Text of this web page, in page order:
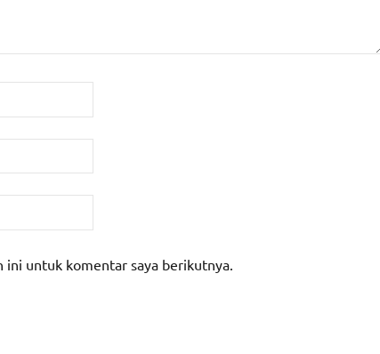
ini untuk komentar saya berikutnya.